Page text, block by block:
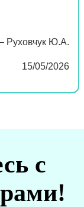
Руховчук Ю.А.
15/05/2026
с